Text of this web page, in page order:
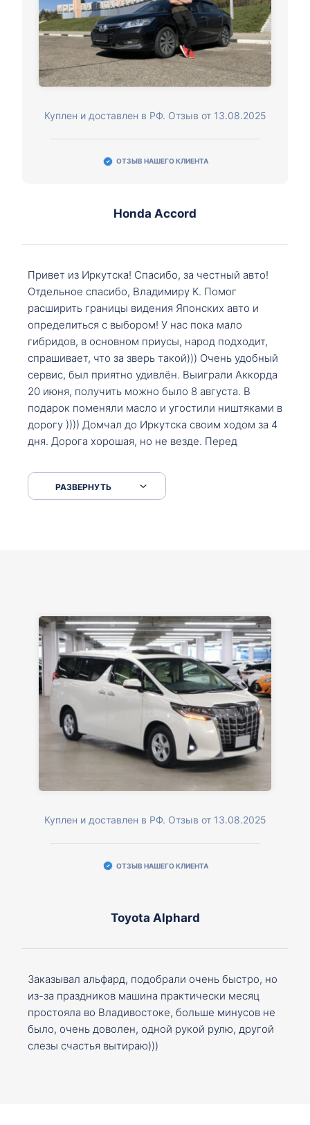
Куплен и доставлен в РФ. Отзыв от 13.08.2025
ОТЗЫВ НАШЕГО КЛИЕНТА
Honda Accord
Привет из Иркутска! Спасибо, за честный авто!
Отдельное спасибо, Владимиру К. Помог
расширить границы видения Японских авто и
определиться с выбором! У нас пока мало
гибридов, в основном приусы, народ подходит,
спрашивает, что за зверь такой))) Очень удобный
сервис, был приятно удивлён. Выиграли Аккорда
20 июня, получить можно было 8 августа. В
подарок поменяли масло и угостили ништяками в
дорогу )))) Домчал до Иркутска своим ходом за 4
дня. Дорога хорошая, но не везде. Перед
серпантинах по пути следования.
РАЗВЕРНУТЬ
Куплен и доставлен в РФ. Отзыв от 13.08.2025
ОТЗЫВ НАШЕГО КЛИЕНТА
Toyota Alphard
Заказывал альфард, подобрали очень быстро, но
из-за праздников машина практически месяц
простояла во Владивостоке, больше минусов не
было, очень доволен, одной рукой рулю, другой
слезы счастья вытираю)))